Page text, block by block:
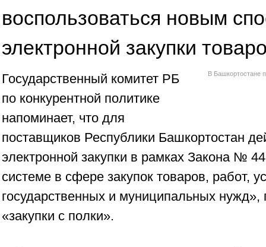
воспользоваться новым
электронной закупки
В Башкортостане
Государственный комитет РБ
по конкурентной политике
напоминает, что для
поставщиков Республики Башкортостан
электронной закупки в рамках Закона №
системе в сфере закупок товаров, работ,
государственных и муниципальных
«закупки с полки».